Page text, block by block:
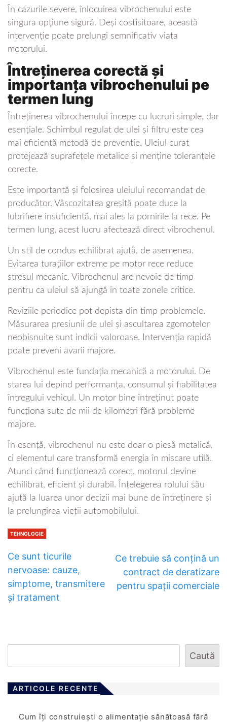
În cazurile severe, înlocuirea vibrochenului este
singura opțiune sigură. Deși costisitoare, această
intervenție poate prelungi semnificativ viața
motorului.
Întreținerea corectă și
importanța vibrochenului pe
termen lung
Întreținerea vibrochenului începe cu lucruri simple, dar
esențiale. Schimbul regulat de ulei și filtru este cea
mai eficientă metodă de prevenție. Uleiul curat
protejează suprafețele metalice și menține toleranțele
corecte.
Este importantă și folosirea uleiului recomandat de
producător. Vâscozitatea greșită poate duce la
lubrifiere insuficientă, mai ales la pornirile la rece. Pe
termen lung, acest lucru afectează direct vibrochenul.
Un stil de condus echilibrat ajută, de asemenea.
Evitarea turațiilor extreme pe motor rece reduce
stresul mecanic. Vibrochenul are nevoie de timp
pentru ca uleiul să ajungă în toate zonele critice.
Reviziile periodice pot depista din timp problemele.
Măsurarea presiunii de ulei și ascultarea zgomotelor
neobișnuite sunt indicii valoroase. Intervenția rapidă
poate preveni avarii majore.
Vibrochenul este fundația mecanică a motorului. De
starea lui depind performanța, consumul și fiabilitatea
întregului vehicul. Un motor bine întreținut poate
funcționa sute de mii de kilometri fără probleme
majore.
În esență, vibrochenul nu este doar o piesă metalică,
ci elementul care transformă energia în mișcare utilă.
Atunci când funcționează corect, motorul devine
echilibrat, eficient și durabil. Înțelegerea rolului său
ajută la luarea unor decizii mai bune de întreținere și
la prelungirea vieții automobilului.
TEHNOLOGIE
Ce sunt ticurile
nervoase: cauze,
simptome, transmitere
și tratament
Ce trebuie să conțină un
contract de deratizare
pentru spații comerciale
Caută
ARTICOLE RECENTE
Cum îți construiești o alimentație sănătoasă fără